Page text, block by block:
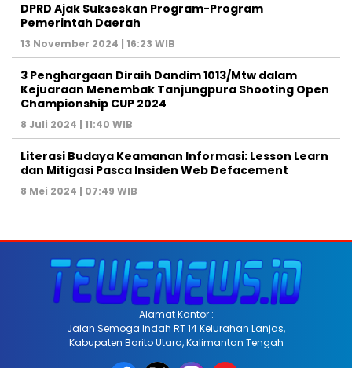
DPRD Ajak Sukseskan Program-Program
Pemerintah Daerah
13 November 2024 | 16:23 WIB
3 Penghargaan Diraih Dandim 1013/Mtw dalam
Kejuaraan Menembak Tanjungpura Shooting Open
Championship CUP 2024
8 Juli 2024 | 11:40 WIB
Literasi Budaya Keamanan Informasi: Lesson Learn
dan Mitigasi Pasca Insiden Web Defacement
8 Mei 2024 | 07:49 WIB
Alamat Kantor :
Jalan Semoga Indah RT 14 Kelurahan Lanjas,
Kabupaten Barito Utara, Kalimantan Tengah